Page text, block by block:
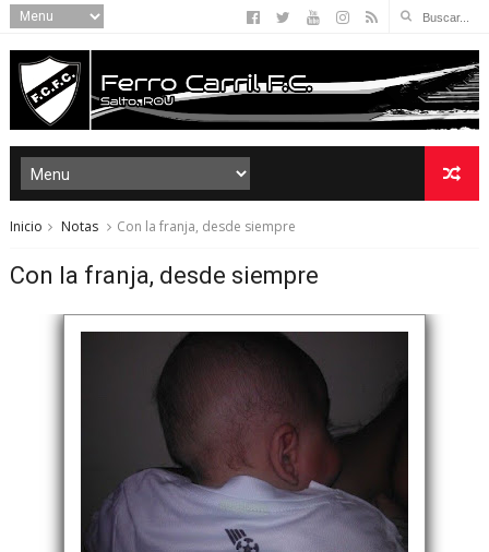
Inicio Notas Con la franja, desde siempre
Con la franja, desde siempre